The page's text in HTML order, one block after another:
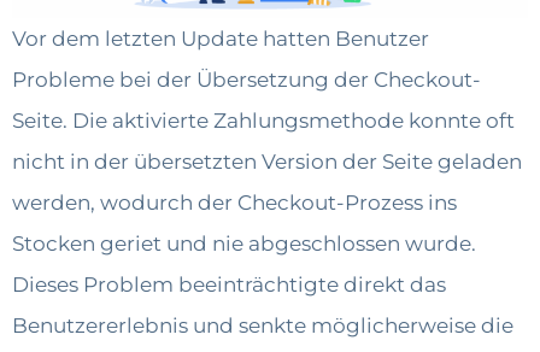
Vor dem letzten Update hatten Benutzer
Probleme bei der Übersetzung der Checkout-
Seite. Die aktivierte Zahlungsmethode konnte oft
nicht in der übersetzten Version der Seite geladen
werden, wodurch der Checkout-Prozess ins
Stocken geriet und nie abgeschlossen wurde.
Dieses Problem beeinträchtigte direkt das
Benutzererlebnis und senkte möglicherweise die